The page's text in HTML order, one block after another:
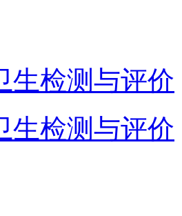
生检测与评价
生检测与评价